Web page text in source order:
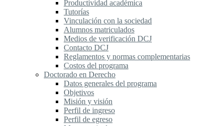
Productividad académica
Tutorías
Vinculación con la sociedad
Alumnos matriculados
Medios de verificación DCJ
Contacto DCJ
Reglamentos y normas complementarias
Costos del programa
Doctorado en Derecho
Datos generales del programa
Objetivos
Misión y visión
Perfil de ingreso
Perfil de egreso